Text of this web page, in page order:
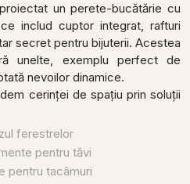
un perete-bucătărie cu
includ cuptor integrat, rafturi
secret pentru bijuterii. Acestea
unelte, exemplu perfect de
nevoilor dinamice.
cerinței de spațiu prin soluții
ferestrelor
pentru tăvi
pentru tacâmuri